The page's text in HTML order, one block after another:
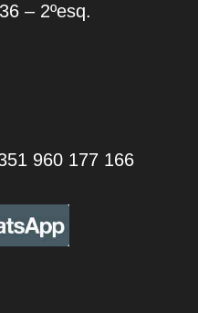
– 2ºesq.
960 177 166